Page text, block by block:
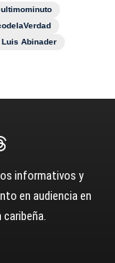
Luis Abinader
informativos y
en audiencia en